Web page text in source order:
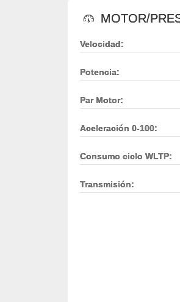
MOTOR/
Velocidad:
Potencia:
Par Motor:
Aceleración 0-100:
Consumo ciclo WLTP:
Transmisión: